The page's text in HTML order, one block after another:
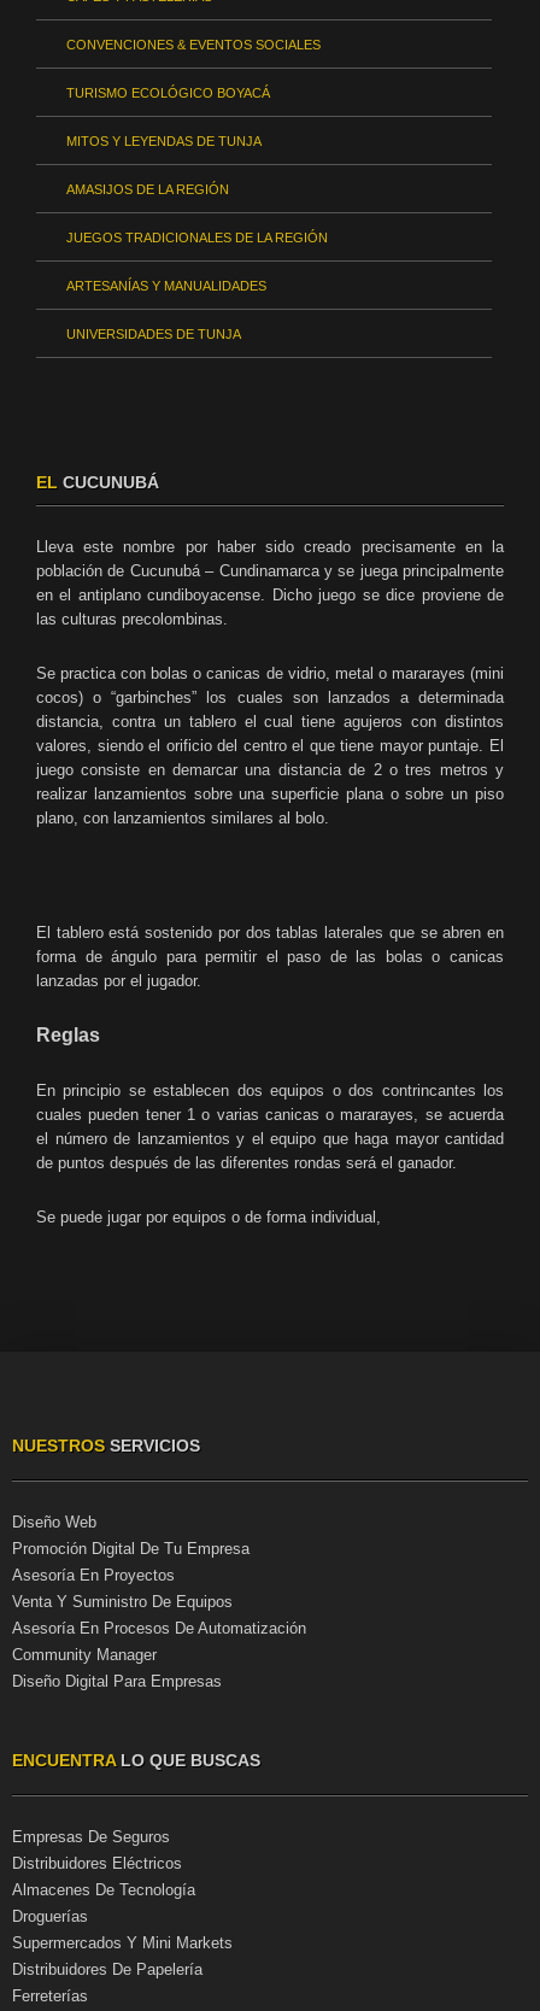
CONVENCIONES & EVENTOS SOCIALES
TURISMO ECOLÓGICO BOYACÁ
MITOS Y LEYENDAS DE TUNJA
AMASIJOS DE LA REGIÓN
JUEGOS TRADICIONALES DE LA REGIÓN
ARTESANÍAS Y MANUALIDADES
UNIVERSIDADES DE TUNJA
EL CUCUNUBÁ
Lleva este nombre por haber sido creado precisamente en la
población de Cucunubá – Cundinamarca y se juega principalmente
en el antiplano cundiboyacense. Dicho juego se dice proviene de
las culturas precolombinas.
Se practica con bolas o canicas de vidrio, metal o mararayes (mini
cocos) o “garbinches” los cuales son lanzados a determinada
distancia, contra un tablero el cual tiene agujeros con distintos
valores, siendo el orificio del centro el que tiene mayor puntaje. El
juego consiste en demarcar una distancia de 2 o tres metros y
realizar lanzamientos sobre una superficie plana o sobre un piso
plano, con lanzamientos similares al bolo.
El tablero está sostenido por dos tablas laterales que se abren en
forma de ángulo para permitir el paso de las bolas o canicas
lanzadas por el jugador.
Reglas
En principio se establecen dos equipos o dos contrincantes los
cuales pueden tener 1 o varias canicas o mararayes, se acuerda
el número de lanzamientos y el equipo que haga mayor cantidad
de puntos después de las diferentes rondas será el ganador.
Se puede jugar por equipos o de forma individual,
NUESTROSSERVICIOS
Diseño Web
Promoción Digital De Tu Empresa
Asesoría En Proyectos
Venta Y Suministro De Equipos
Asesoría En Procesos De Automatización
Community Manager
Diseño Digital Para Empresas
ENCUENTRALO QUE BUSCAS
Empresas De Seguros
Distribuidores Eléctricos
Almacenes De Tecnología
Droguerías
Supermercados Y Mini Markets
Distribuidores De Papelería
Ferreterías